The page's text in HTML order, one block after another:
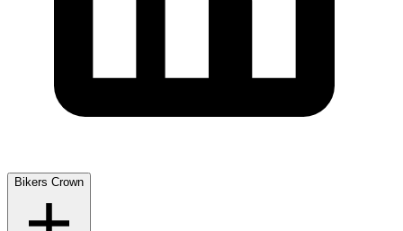
Bikers Crown